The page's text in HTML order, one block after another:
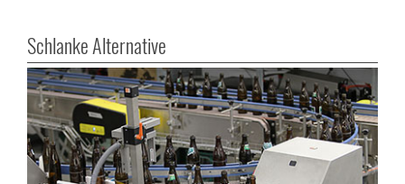
Schlanke Alternative